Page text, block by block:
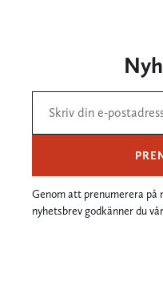
Genom att prenumerera på
nyhetsbrev godkänner du vår